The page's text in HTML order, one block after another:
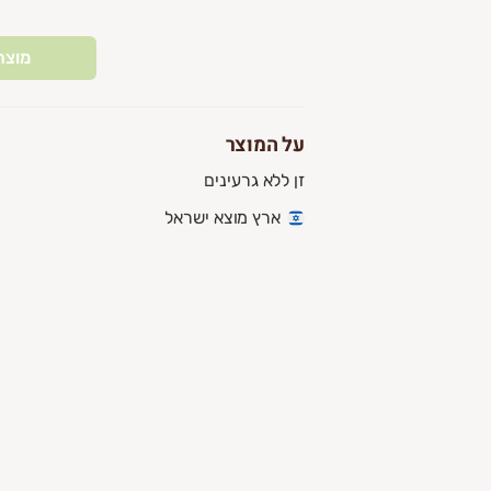
על המוצר
זן ללא גרעינים
ארץ מוצא ישראל